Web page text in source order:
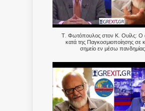
Τ. Φωτόπουλος στον Κ. Ουίλς: Ο
κατά της Παγκοσμιοποίησης σε
σημείο εν μέσω πανδημίας